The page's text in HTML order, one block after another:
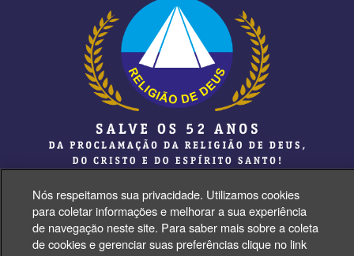
Nós respeitamos sua privacidade. Utilizamos cookies
para coletar informações e melhorar a sua experiência
de navegação neste site. Para saber mais sobre a coleta
de cookies e gerenciar suas preferências clique no link